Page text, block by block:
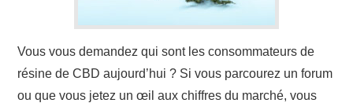
Vous vous demandez qui sont les consommateurs de
résine de CBD aujourd’hui ? Si vous parcourez un forum
ou que vous jetez un œil aux chiffres du marché, vous